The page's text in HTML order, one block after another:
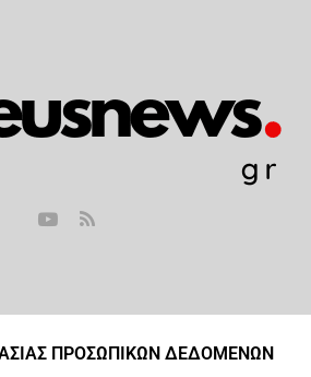
ΠΡΟΣΩΠΙΚΩΝ ΔΕΔΟΜΕΝΩΝ